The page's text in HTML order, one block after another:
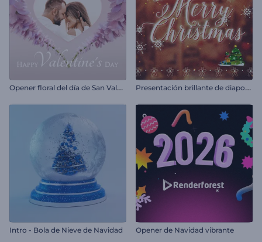
O
pener floral del día de San Valentín P
resentación brillante de diapositivas de Navidad
Intro - Bola de Nieve de Navidad Opener de Navidad vibrante